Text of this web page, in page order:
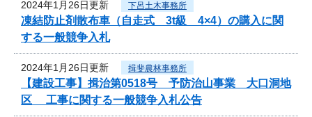
2024年1月26日更新 下呂土木事務所
凍結防止剤散布車（自走式 3t級 4×4）の購入に関
する一般競争入札
2024年1月26日更新 揖斐農林事務所
【建設工事】揖治第0518号 予防治山事業 大口洞地
区 工事に関する一般競争入札公告